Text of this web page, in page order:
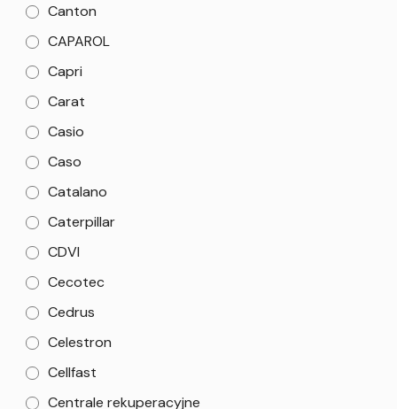
Canton
CAPAROL
Capri
Carat
Casio
Caso
Catalano
Caterpillar
CDVI
Cecotec
Cedrus
Celestron
Cellfast
Centrale rekuperacyjne